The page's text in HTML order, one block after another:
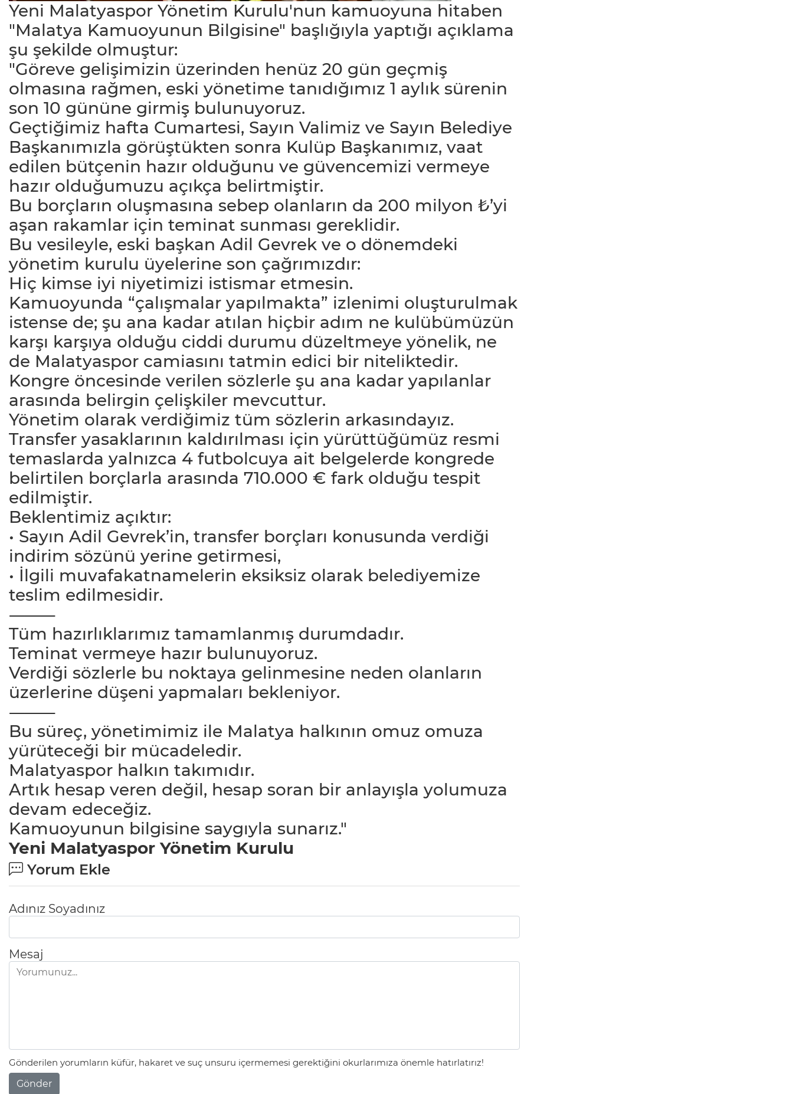
Yeni Malatyaspor Yönetim Kurulu'nun kamuoyuna hitaben
"Malatya Kamuoyunun Bilgisine" başlığıyla yaptığı açıklama
şu şekilde olmuştur:
"Göreve gelişimizin üzerinden henüz 20 gün geçmiş
olmasına rağmen, eski yönetime tanıdığımız 1 aylık sürenin
son 10 gününe girmiş bulunuyoruz.
Geçtiğimiz hafta Cumartesi, Sayın Valimiz ve Sayın Belediye
Başkanımızla görüştükten sonra Kulüp Başkanımız, vaat
edilen bütçenin hazır olduğunu ve güvencemizi vermeye
hazır olduğumuzu açıkça belirtmiştir.
Bu borçların oluşmasına sebep olanların da 200 milyon ₺’yi
aşan rakamlar için teminat sunması gereklidir.
Bu vesileyle, eski başkan Adil Gevrek ve o dönemdeki
yönetim kurulu üyelerine son çağrımızdır:
Hiç kimse iyi niyetimizi istismar etmesin.
Kamuoyunda “çalışmalar yapılmakta” izlenimi oluşturulmak
istense de; şu ana kadar atılan hiçbir adım ne kulübümüzün
karşı karşıya olduğu ciddi durumu düzeltmeye yönelik, ne
de Malatyaspor camiasını tatmin edici bir niteliktedir.
Kongre öncesinde verilen sözlerle şu ana kadar yapılanlar
arasında belirgin çelişkiler mevcuttur.
Yönetim olarak verdiğimiz tüm sözlerin arkasındayız.
Transfer yasaklarının kaldırılması için yürüttüğümüz resmi
temaslarda yalnızca 4 futbolcuya ait belgelerde kongrede
belirtilen borçlarla arasında 710.000 € fark olduğu tespit
edilmiştir.
Beklentimiz açıktır:
• Sayın Adil Gevrek’in, transfer borçları konusunda verdiği
indirim sözünü yerine getirmesi,
• İlgili muvafakatnamelerin eksiksiz olarak belediyemize
teslim edilmesidir.
⸻
Tüm hazırlıklarımız tamamlanmış durumdadır.
Teminat vermeye hazır bulunuyoruz.
Verdiği sözlerle bu noktaya gelinmesine neden olanların
üzerlerine düşeni yapmaları bekleniyor.
⸻
Bu süreç, yönetimimiz ile Malatya halkının omuz omuza
yürüteceği bir mücadeledir.
Malatyaspor halkın takımıdır.
Artık hesap veren değil, hesap soran bir anlayışla yolumuza
devam edeceğiz.
Kamuoyunun bilgisine saygıyla sunarız."
Yeni Malatyaspor Yönetim Kurulu
Yorum Ekle
Adınız Soyadınız
Mesaj
Gönderilen yorumların küfür, hakaret ve suç unsuru içermemesi gerektiğini okurlarımıza önemle hatırlatırız!
Gönder